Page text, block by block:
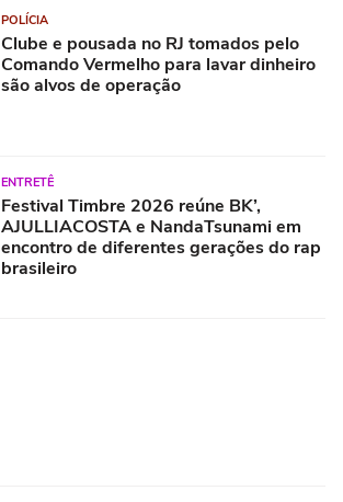
POLÍCIA
Clube e pousada no RJ tomados pelo
Comando Vermelho para lavar dinheiro
são alvos de operação
ENTRETÊ
Festival Timbre 2026 reúne BK’,
AJULLIACOSTA e NandaTsunami em
encontro de diferentes gerações do rap
brasileiro